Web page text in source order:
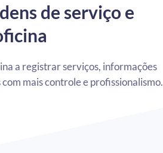
de serviço e
a registrar serviços, informações
mais controle e profissionalismo.